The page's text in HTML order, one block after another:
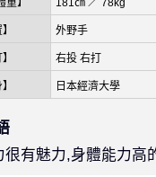
重】 181㎝ ／ 78kg
外野手
右投 右打
日本經濟大學
很有魅力,身體能力高